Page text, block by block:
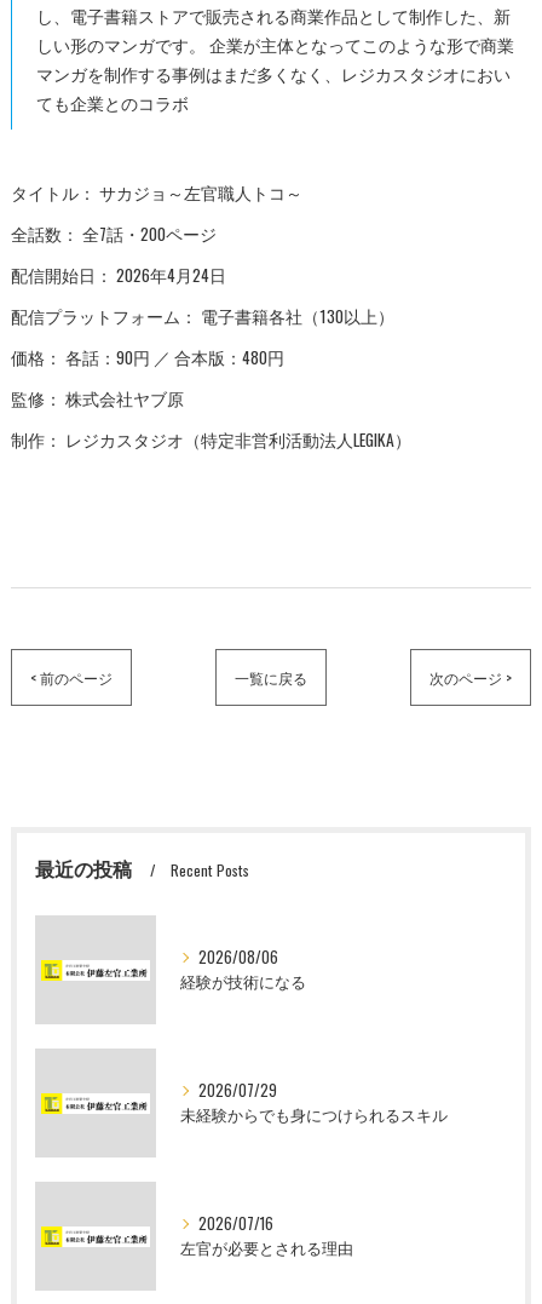
し、電子書籍ストアで販売される商業作品として制作した、新
しい形のマンガです。 企業が主体となってこのような形で商業
マンガを制作する事例はまだ多くなく、レジカスタジオにおい
ても企業とのコラボ
タイトル： サカジョ～左官職人トコ～
全話数： 全7話・200ページ
配信開始日： 2026年4月24日
配信プラットフォーム： 電子書籍各社（130以上）
価格： 各話：90円 ／ 合本版：480円
監修： 株式会社ヤブ原
制作： レジカスタジオ（特定非営利活動法人LEGIKA）
< 前のページ 一覧に戻る 次のページ >
最近の投稿 Recent Posts
2026/08/06
経験が技術になる
2026/07/29
未経験からでも身につけられるスキル
2026/07/16
左官が必要とされる理由